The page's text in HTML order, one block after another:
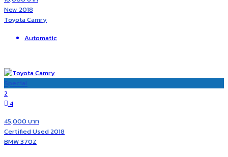
New 2018
Toyota Camry
Automatic
Special
2
4
45,000 บาท
Certified Used 2018
BMW 370Z